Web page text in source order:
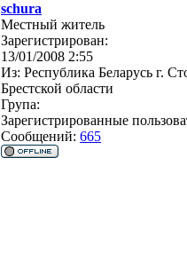
schura
Местный житель
Зарегистрирован:
13/01/2008 2:55
Из: Республика Беларусь г.
Брестской области
Група:
Зарегистрированные
Сообщений: 665